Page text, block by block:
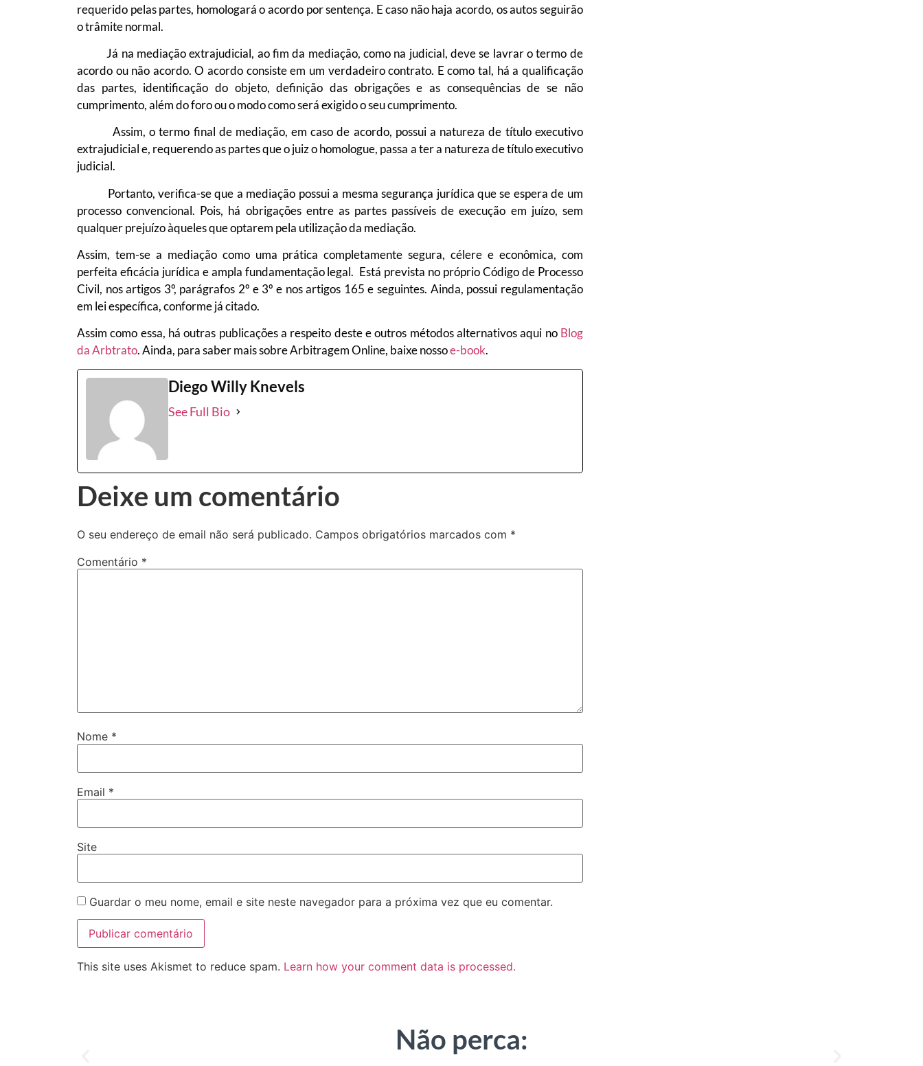
requerido pelas partes, homologará o acordo por sentença. E caso não haja acordo, os autos seguirão
o trâmite normal.
Já na mediação extrajudicial, ao fim da mediação, como na judicial, deve se lavrar o termo de
acordo ou não acordo. O acordo consiste em um verdadeiro contrato. E como tal, há a qualificação
das partes, identificação do objeto, definição das obrigações e as consequências de se não
cumprimento, além do foro ou o modo como será exigido o seu cumprimento.
Assim, o termo final de mediação, em caso de acordo, possui a natureza de título executivo
extrajudicial e, requerendo as partes que o juiz o homologue, passa a ter a natureza de título executivo
judicial.
Portanto, verifica-se que a mediação possui a mesma segurança jurídica que se espera de um
processo convencional. Pois, há obrigações entre as partes passíveis de execução em juízo, sem
qualquer prejuízo àqueles que optarem pela utilização da mediação.
Assim, tem-se a mediação como uma prática completamente segura, célere e econômica, com
perfeita eficácia jurídica e ampla fundamentação legal. Está prevista no próprio Código de Processo
Civil, nos artigos 3º, parágrafos 2º e 3º e nos artigos 165 e seguintes. Ainda, possui regulamentação
em lei específica, conforme já citado.
Assim como essa, há outras publicações a respeito deste e outros métodos alternativos aqui no Blog
da Arbtrato. Ainda, para saber mais sobre Arbitragem Online, baixe nossoe-book.
Diego Willy Knevels
See Full Bio
Deixe um comentário
O seu endereço de email não será publicado. Campos obrigatórios marcados com *
Comentário *
Nome *
Email *
Site
Guardar o meu nome, email e site neste navegador para a próxima vez que eu comentar.
This site uses Akismet to reduce spam. Learn how your comment data is processed.
Não perca: